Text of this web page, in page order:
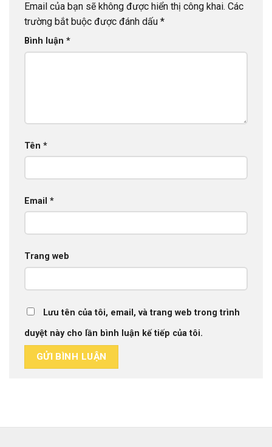
Email của bạn sẽ không được hiển thị công khai. Các
trường bắt buộc được đánh dấu *
Bình luận *
Tên *
Email *
Trang web
Lưu tên của tôi, email, và trang web trong trình
duyệt này cho lần bình luận kế tiếp của tôi.